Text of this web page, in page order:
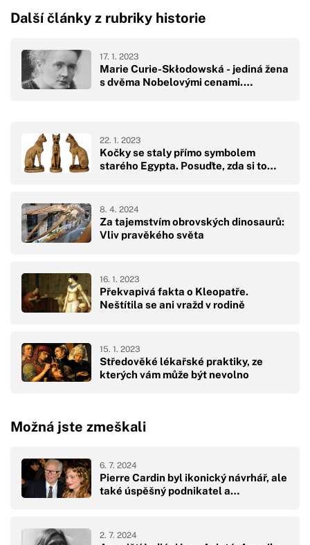
Další články z rubriky historie
Marie Curie-Skłodowská - jediná žena
s dvěma Nobelovými cenami.…
17. 1. 2023
Kočky se staly přímo symbolem
starého Egypta. Posuďte, zda si to…
22. 1. 2023
Za tajemstvím obrovských dinosaurů:
Vliv pravěkého světa
8. 4. 2024
Překvapivá fakta o Kleopatře.
Neštítila se ani vražd v rodině
16. 1. 2023
Středověké lékařské praktiky, ze
kterých vám může být nevolno
15. 1. 2023
Možná jste zmeškali
Pierre Cardin byl ikonický návrhář, ale
také úspěšný podnikatel a…
6. 7. 2024
2. 7. 2024